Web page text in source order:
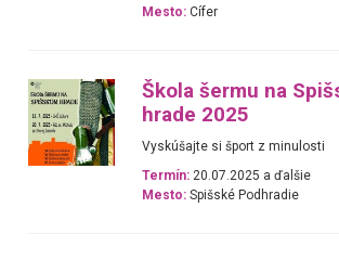
Mesto: Cífer
Škola šermu na
hrade 2025
Vyskúšajte si šport z minulosti
Termín: 20.07.2025 a ďalšie
Mesto: Spišské Podhradie